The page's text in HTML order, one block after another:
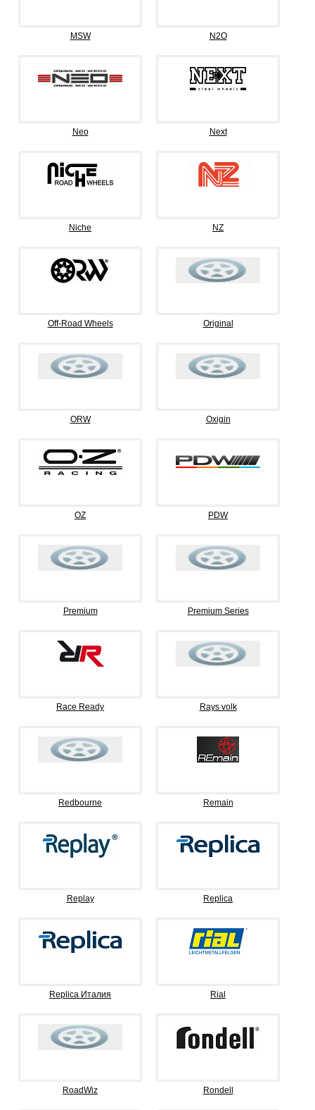
MSW N2O
Neo Next
Niche NZ
Off-Road Wheels Original
ORW Oxigin
OZ PDW
Premium Premium Series
Race Ready Rays volk
Redbourne Remain
Replay Replica
Replica Италия Rial
RoadWiz Rondell